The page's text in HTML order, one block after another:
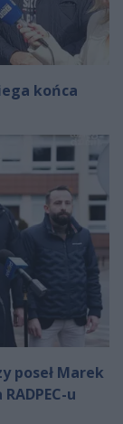
końca
poseł Marek
u